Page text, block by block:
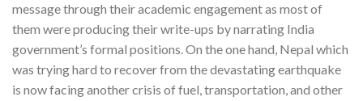
message through their academic engagement as most of
them were producing their write-ups by narrating India
government’s formal positions. On the one hand, Nepal which
was trying hard to recover from the devastating earthquake
is now facing another crisis of fuel, transportation, and other